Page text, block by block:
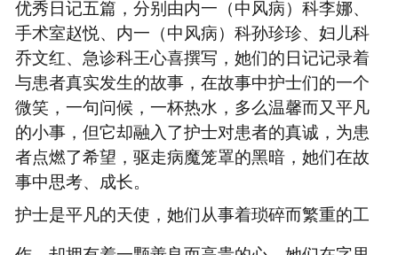
医疗设备
党群建设
荣誉资质
在线预约
优秀日记五篇，分别由内一（中风病）科李娜、
手术室赵悦、内一（中风病）科孙珍珍、妇儿科
乔文红、急诊科王心喜撰写，她们的日记记录着
与患者真实发生的故事，在故事中护士们的一个
微笑，一句问候，一杯热水，多么温馨而又平凡
的小事， 但它却融入了护士对患者的真诚 ，为患
者点燃了希望 ，驱走病魔笼罩的黑暗，她们在故
事中思考、 成长。
护士是平凡的天使，她们从事着琐碎而繁重的工